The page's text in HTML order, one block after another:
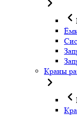
Краны